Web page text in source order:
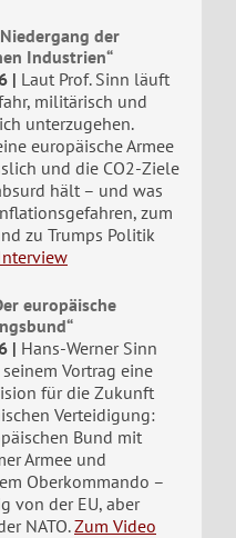
der
Industrien“
Laut Prof. Sinn läuft
militärisch und
unterzugehen.
europäische Armee
und die CO2-Ziele
hält – und was
zum
zu Trumps Politik
europäische
Hans-Werner Sinn
Vortrag eine
für die Zukunft
Verteidigung:
Bund mit
Armee und
Oberkommando –
von der EU, aber
NATO. Zum Video